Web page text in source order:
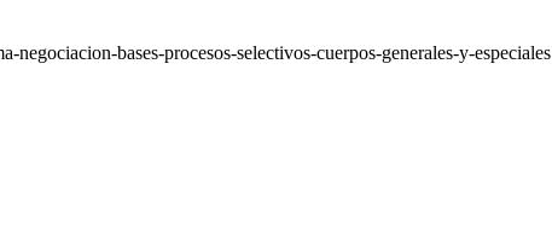
negociacion-bases-procesos-selectivos-cuerpos-generales-y-especiales